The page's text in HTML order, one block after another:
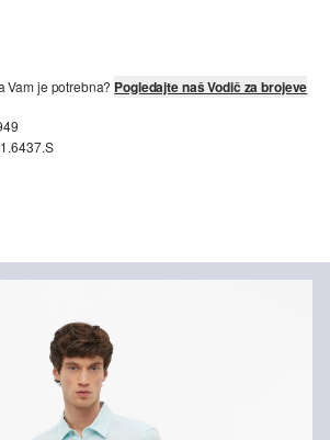
Vam je potrebna? Pogledajte naš Vodič za brojeve
za izbjeljivanje sredstvom na bazi klora
poslana u roku od 4-8 radna dana putem
dostava košta 4,95 €.